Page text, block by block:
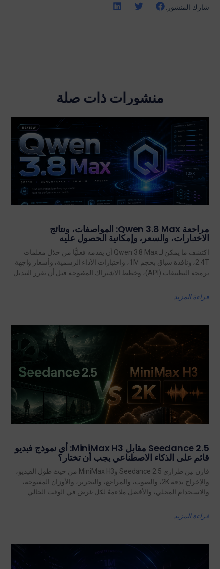
شارك المنشور:
منشورات ذات صلة
مراجعة Qwen 3.8 Max: المواصفات، ونتائج
الاختبارات، والسعر، وإمكانية الحصول عليه
اكتشف ما يمكن لـ Qwen 3.8 Max أن يقدمه فعليًّا من خلال معلمات
2.4T، ونافذة سياق بحجم 1M، واختبارات الأداء الرسمية، وأسعار واجهة
برمجة التطبيقات (API)، وخطط الاشتراك المفتوحة قبل أن تقرر التبديل.
قراءة المزيد
Seedance 2.5 مقابل MiniMax H3: أي نموذج فيديو
قائم على الذكاء الاصطناعي يجب أن تختار؟
قارن بين طرازي Seedance 2.5 وMiniMax H3 من حيث طول الفيديو،
والإخراج بدقة 2K، والصوت، والمراجع، والتحرير، والأوزان المفتوحة،
والاستخدام المحلي، والأفضل ملاءمةً لكل غرض في الوقت الحالي.
قراءة المزيد